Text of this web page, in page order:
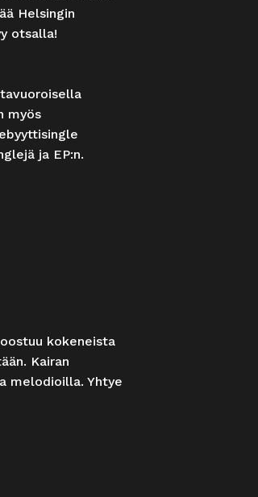
Helsingin
otsalla!
myös
ja EP:n.
kokeneista
Kairan
melodioilla. Yhtye